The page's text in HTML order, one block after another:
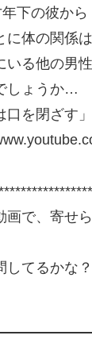
下の彼か
に体の関係
いる他の男
しょうか…
口を閉ざす
画で、寄せ
してるかな